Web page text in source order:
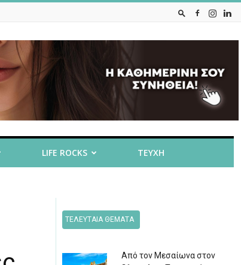
LIFE ROCKS ΤΕΥΧΗ
ΤΕΛΕΥΤΑΙΑ ΘΕΜΑΤΑ
Από τον Μεσαίωνα στον